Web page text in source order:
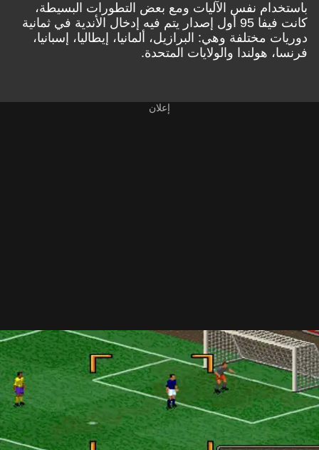
باستخدام نفس الآليات ومع بعض التطورات البسيطة،
كانت فيفا 95 أول إصدار يتم فيه إدخال الأندية في ثمانية
دوريات مختلفة وهي: البرازيل، ألمانيا، إيطاليا، إسبانيا،
فرنسا، هولندا والولايات المتحدة.